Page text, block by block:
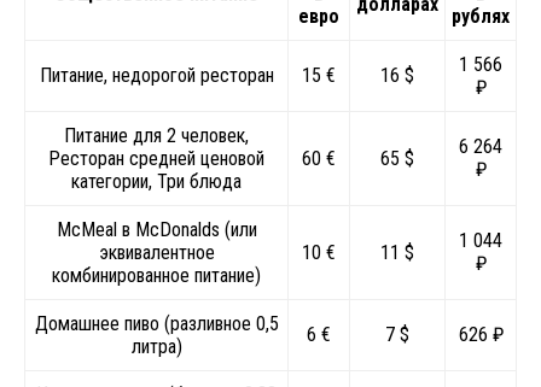
евро
рублях
Питание, недорогой ресторан 15 € 16 $
1 566
₽
Питание для 2 человек,
Ресторан средней ценовой
категории, Три блюда
60 € 65 $
6 264
₽
McMeal в McDonalds (или
эквивалентное
комбинированное питание)
10 € 11 $
1 044
₽
Домашнее пиво (разливное 0,5
литра)
6 € 7 $ 626 ₽